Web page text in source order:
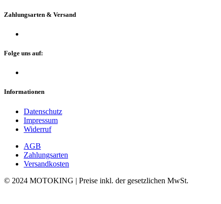
Zahlungsarten & Versand
Folge uns auf:
Informationen
Datenschutz
Impressum
Widerruf
AGB
Zahlungsarten
Versandkosten
© 2024 MOTOKING | Preise inkl. der gesetzlichen MwSt.